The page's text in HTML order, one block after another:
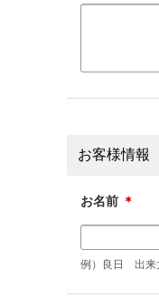
お客様情報
お名前 ＊
例）良日 出来